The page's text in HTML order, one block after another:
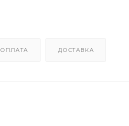
ОПЛАТА ДОСТАВКА